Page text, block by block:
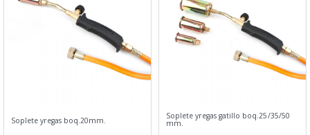
Soplete yregas boq.20mm. Soplete yregas gatillo boq.25/35/50
mm.